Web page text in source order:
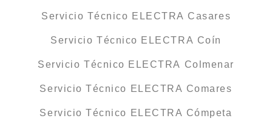
Servicio Técnico ELECTRA Casares
Servicio Técnico ELECTRA Coín
Servicio Técnico ELECTRA Colmenar
Servicio Técnico ELECTRA Comares
Servicio Técnico ELECTRA Cómpeta